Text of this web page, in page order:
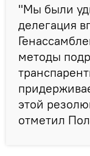
"Мы были
делегация
методы
этой
отметил